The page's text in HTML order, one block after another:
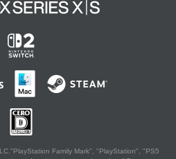
Family Mark", "PlayStation", "PS5